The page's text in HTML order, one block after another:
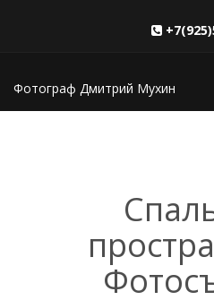
Фотограф Дмитрий Мухин